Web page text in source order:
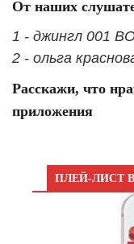
От наших
1 - джингл 001
2 - ольга
Расскажи, что
приложения
ПЛЕЙ-ЛИСТ